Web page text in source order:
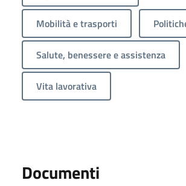
Mobilità e trasporti
Salute, benessere e assistenza
Vita lavorativa
Documenti